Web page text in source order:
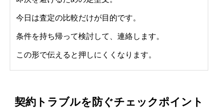
今日は査定の比較だけが目的です。
条件を持ち帰って検討して、連絡します。
この形で伝えると押しにくくなります。
契約トラブルを防ぐチェックポイント